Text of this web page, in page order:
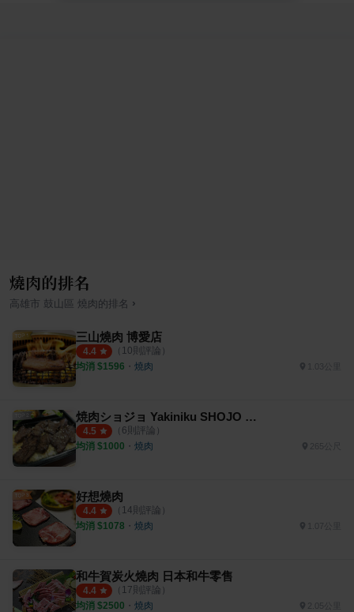
燒肉的排名
高雄市 鼓山區 燒肉的排名 ›
三山燒肉 博愛店
4.4 （ 10則評論）
均消 $1596 ・ 燒肉
焼肉ショジョ Yakiniku SHOJO 高雄左營店
4.5 （ 6則評論）
均消 $1000 ・ 燒肉 265公尺
好想燒肉
4.4 （ 14則評論）
均消 $1078 ・ 燒肉
和牛賀炭火燒肉 日本和牛零售
4.4 （ 17則評論）
均消 $2500 ・ 燒肉 2.05公里